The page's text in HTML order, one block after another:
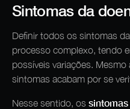
Sintomas da
Definir todos os sintomas
processo complexo, tendo
possíveis variações.
sintomas acabam por se
Nesse sentido, os